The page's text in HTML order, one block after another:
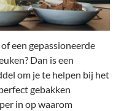
een gepassioneerde
Dan is een
om je te helpen bij het
gebakken
in op waarom